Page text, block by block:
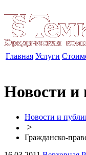
Главная Услуги
Новости и
Новости и
>
Гражданско-